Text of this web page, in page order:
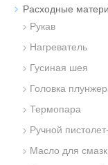
Расходные
Рукав
Нагреватель
Гусиная шея
Головка
Термопара
Ручной
Масло для